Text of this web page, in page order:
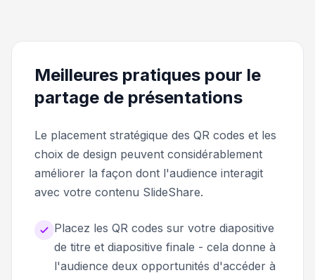
Meilleures pratiques pour le
partage de présentations
Le placement stratégique des QR codes et les
choix de design peuvent considérablement
améliorer la façon dont l'audience interagit
avec votre contenu SlideShare.
Placez les QR codes sur votre diapositive
de titre et diapositive finale - cela donne à
l'audience deux opportunités d'accéder à